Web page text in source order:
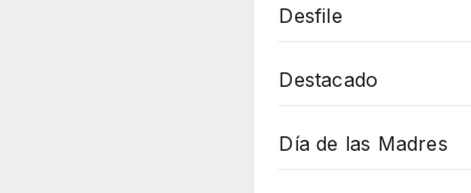
Desfile
Destacado
Día de las Madres